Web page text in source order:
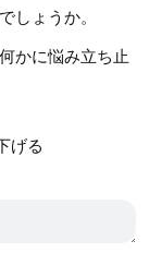
しょうか。
かに悩み立ち止
げる